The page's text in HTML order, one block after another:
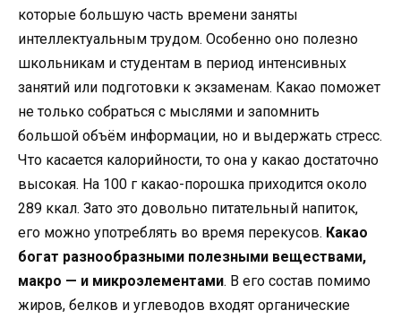
которые большую часть времени заняты
интеллектуальным трудом. Особенно оно полезно
школьникам и студентам в период интенсивных
занятий или подготовки к экзаменам. Какао поможет
не только собраться с мыслями и запомнить
большой объём информации, но и выдержать стресс.
Что касается калорийности, то она у какао достаточно
высокая. На 100 г какао-порошка приходится около
289 ккал. Зато это довольно питательный напиток,
его можно употреблять во время перекусов. Какао
богат разнообразными полезными веществами,
макро — и микроэлементами. В его состав помимо
жиров, белков и углеводов входят органические